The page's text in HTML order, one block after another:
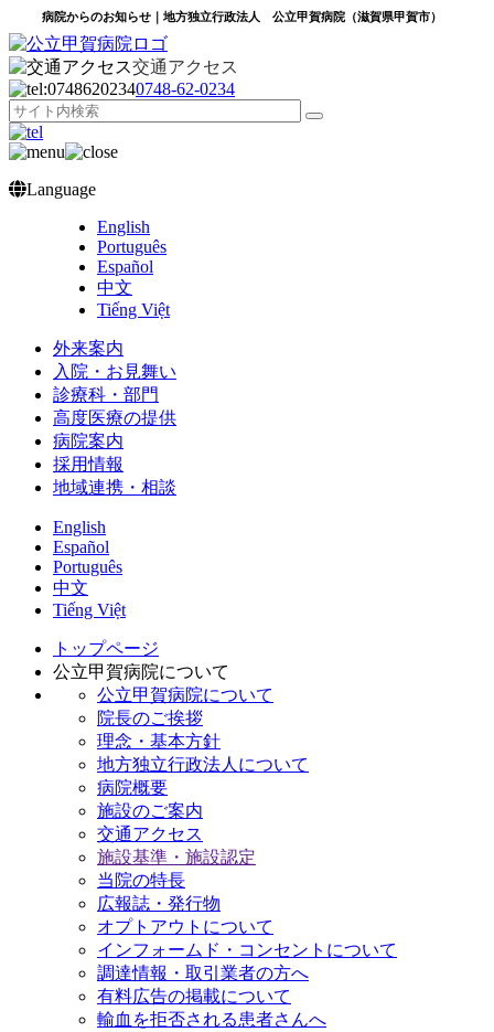
病院からのお知らせ｜地方独立行政法人 公立甲賀病院（滋賀県甲賀市）
交通アクセス
0748‐62‐0234
Language
English
Português
Español
中文
Tiếng Việt
外来案内
入院・お見舞い
診療科・部門
高度医療の提供
病院案内
採用情報
地域連携・相談
English
Español
Português
中文
Tiếng Việt
トップページ
公立甲賀病院について
公立甲賀病院について
院長のご挨拶
理念・基本方針
地方独立行政法人について
病院概要
施設のご案内
交通アクセス
施設基準・施設認定
当院の特長
広報誌・発行物
オプトアウトについて
インフォームド・コンセントについて
調達情報・取引業者の方へ
有料広告の掲載について
輸血を拒否される患者さんへ